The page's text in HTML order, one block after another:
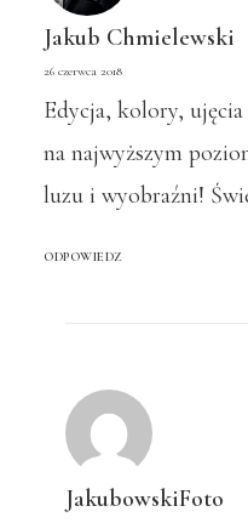
Jakub Chmielewski
26 czerwca 2018
Edycja, kolory,
na najwyższym
luzu i wyobraźni!
ODPOWIEDZ
JakubowskiFoto